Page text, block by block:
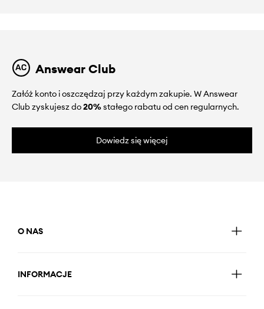
Answear Club
Załóż konto i oszczędzaj przy każdym zakupie. W Answear
Club zyskujesz do20%stałego rabatu od cen regularnych.
Dowiedz się więcej
O NAS
INFORMACJE